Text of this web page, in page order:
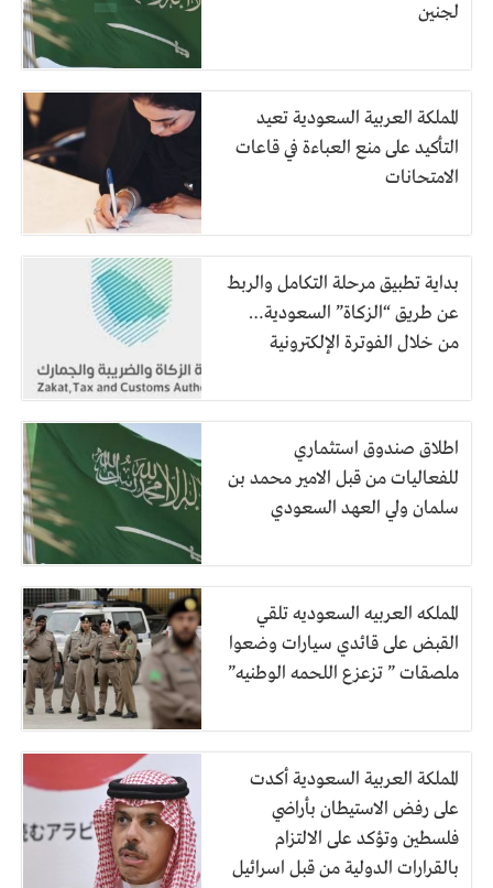
لجنين
المملكة العربية السعودية تعيد
التأكيد على منع العباءة في قاعات
الامتحانات
بداية تطبيق مرحلة التكامل والربط
عن طريق “الزكاة” السعودية…
من خلال الفوترة الإلكترونية
اطلاق صندوق استثماري
للفعاليات من قبل الامير محمد بن
سلمان ولي العهد السعودي
المملكه العربيه السعوديه تلقي
القبض على قائدي سيارات وضعوا
ملصقات ” تزعزع اللحمه الوطنيه”
المملكة العربية السعودية أكدت
على رفض الاستيطان بأراضي
فلسطين وتؤكد على الالتزام
بالقرارات الدولية من قبل اسرائيل